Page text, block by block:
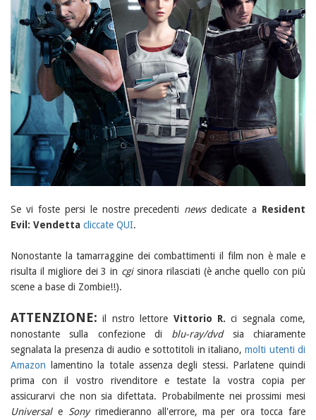
Se vi foste persi le nostre precedenti newsdedicate a Resident
Evil: Vendetta cliccate QUI.
Nonostante la tamarraggine dei combattimenti il film non è male e
risulta il migliore dei 3 in cgisinora rilasciati (è anche quello con più
scene a base di Zombie!!).
ATTENZIONE: il nstro lettore Vittorio R. ci segnala come,
nonostante sulla confezione di blu-ray/dvdsia chiaramente
segnalata la presenza di audio e sottotitoli in italiano,molti utenti di
Amazon lamentino la totale assenza degli stessi. Parlatene quindi
prima con il vostro rivenditore e testate la vostra copia per
assicurarvi che non sia difettata. Probabilmente nei prossimi mesi
Universale Sonyrimedieranno all'errore, ma per ora tocca fare